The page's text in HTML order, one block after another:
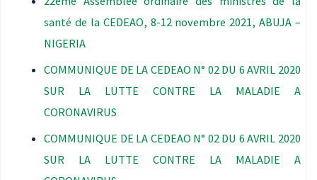
santé de la CEDEAO, 8-12 novembre 2021, ABUJA –
NIGERIA
COMMUNIQUE DE LA CEDEAO N° 02 DU 6 AVRIL 2020
SUR LA LUTTE CONTRE LA MALADIE A
CORONAVIRUS
COMMUNIQUE DE LA CEDEAO N° 02 DU 6 AVRIL 2020
SUR LA LUTTE CONTRE LA MALADIE A